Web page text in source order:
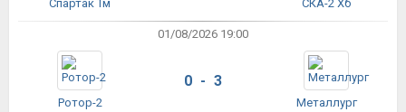
Спартак Тм СКА-2 Хб
01/08/2026 19:00
Ротор-2
0 - 3
Металлург